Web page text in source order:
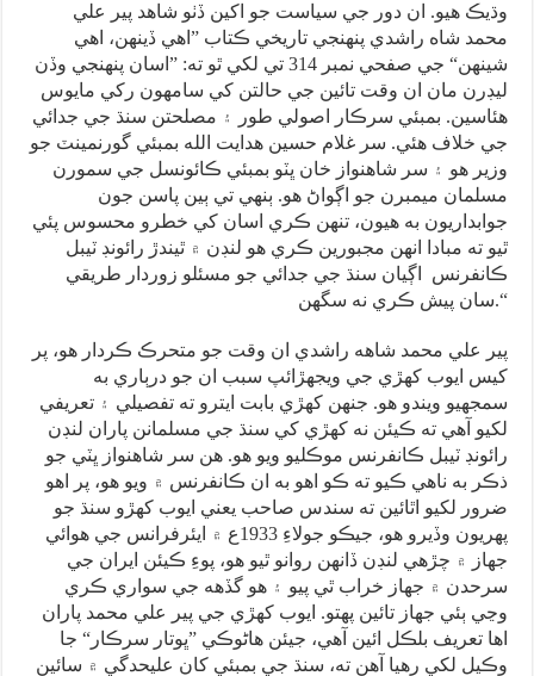
وڌيڪ هيو. ان دور جي سياست جو اکين ڏٺو شاهد پير علي
محمد شاه راشدي پنهنجي تاريخي ڪتاب ”اهي ڏينهن، اهي
شينهن“ جي صفحي نمبر 314 تي لکي ٿو ته: ”اسان پنهنجي وڏن
ليڊرن مان ان وقت تائين جي حالتن کي سامهون رکي مايوس
هئاسين. بمبئي سرڪار اصولي طور ۽ مصلحتن سنڌ جي جدائي
جي خلاف هئي. سر غلام حسين هدايت الله بمبئي گورنمينٽ جو
وزير هو ۽ سر شاهنواز خان ڀٽو بمبئي ڪائونسل جي سمورن
مسلمان ميمبرن جو اڳواڻ هو. ٻنهي تي ٻين پاسن جون
جوابداريون به هيون، تنهن ڪري اسان کي خطرو محسوس پئي
ٿيو ته مبادا انهن مجبورين ڪري هو لنڊن ۾ ٿيندڙ رائونڊ ٽيبل
ڪانفرنس اڳيان سنڌ جي جدائي جو مسئلو زوردار طريقي
سان پيش ڪري نه سگهن.“
پير علي محمد شاهه راشدي ان وقت جو متحرڪ ڪردار هو، پر
کيس ايوب کهڙي جي ويجهڙائپ سبب ان جو درٻاري به
سمجهيو ويندو هو. جنهن کهڙي بابت ايترو ته تفصيلي ۽ تعريفي
لکيو آهي ته ڪيئن نه کهڙي کي سنڌ جي مسلمانن پاران لنڊن
رائونڊ ٽيبل ڪانفرنس موڪليو ويو هو. هن سر شاهنواز ڀٽي جو
ذڪر به ناهي ڪيو ته ڪو اهو به ان ڪانفرنس ۾ ويو هو، پر اهو
ضرور لکيو اٿائين ته سندس صاحب يعني ايوب کهڙو سنڌ جو
پهريون وڏيرو هو، جيڪو جولاءِ 1933ع ۾ ايئرفرانس جي هوائي
جهاز ۾ چڙهي لنڊن ڏانهن روانو ٿيو هو، پوءِ ڪيئن ايران جي
سرحدن ۾ جهاز خراب ٿي پيو ۽ هو گڏهه جي سواري ڪري
وڃي ٻئي جهاز تائين پهتو. ايوب کهڙي جي پير علي محمد پاران
اها تعريف بلڪل ائين آهي، جيئن هاڻوڪي ”ڀوتار سرڪار“ جا
وڪيل لکي رهيا آهن ته، سنڌ جي بمبئي کان عليحدگي ۾ سائين